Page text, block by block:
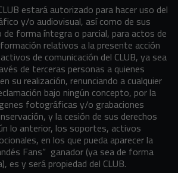
estará autorizado para hacer uso del
y/o audiovisual, así como de sus
forma íntegra o parcial, para actos de
relativos a la presente acción
de comunicación del CLUB, ya sea
de terceras personas a quienes
su realización, renunciando a cualquier
bajo ningún concepto, por la
fotográficas y/o grabaciones
y la cesión de sus derechos
lo anterior, los soportes, activos
en los que pueda aparecer la
Fans” ganador (ya sea de forma
es y será propiedad del CLUB.